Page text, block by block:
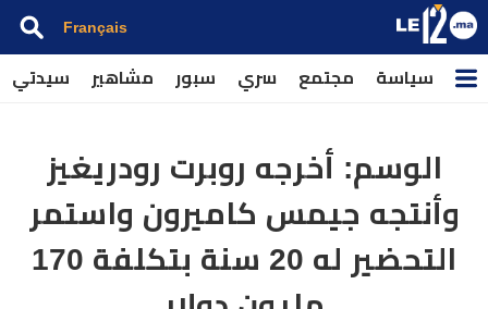
Français
سياسة مجتمع سري سبور مشاهير سيدتي
الوسم: أخرجه روبرت رودريغيز
وأنتجه جيمس كاميرون واستمر
التحضير له 20 سنة بتكلفة 170